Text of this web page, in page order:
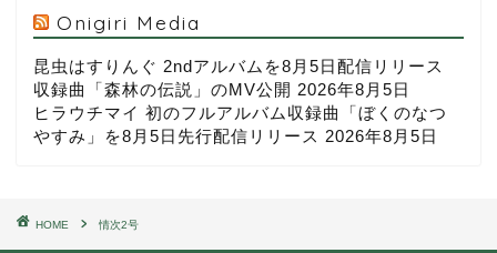
Onigiri Media
昆虫はすりんぐ 2ndアルバムを8月5日配信リリース
収録曲「森林の伝説」のMV公開 2026年8月5日
ヒラウチマイ 初のフルアルバム収録曲「ぼくのなつ
やすみ」を8月5日先行配信リリース 2026年8月5日
HOME 情次2号